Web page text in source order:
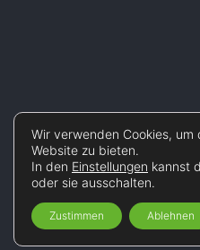
Wir verwenden Cookies,
Website zu bieten.
In den Einstellungen kannst
oder sie ausschalten.
Zustimmen Ablehnen